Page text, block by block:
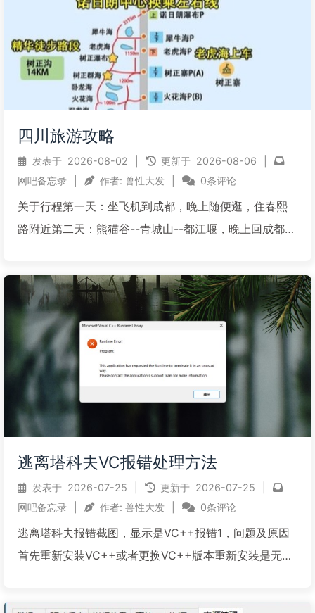
四川旅游攻略
发表于 2026-08-02 更新于 2026-08-06
网吧备忘录
作者: 兽性大发 0条评论
关于行程第一天：坐飞机到成都，晚上随便逛，住春熙
路附近第二天：熊猫谷--青城山--都江堰，晚上回成都，
公园站--打的到熊猫谷；熊猫谷游览完打车 到 青城前山
鹤翔山庄--索道上山。下山后到都江堰：打的到秦...
阅读全文...
逃离塔科夫VC报错处理方法
发表于 2026-07-25 更新于 2026-07-25
网吧备忘录
作者: 兽性大发 0条评论
逃离塔科夫报错截图，显示是VC++报错1，问题及原因
首先重新安装VC++或者更换VC++版本重新安装是无法
有已加载的驱动进行签名校验，如此会一直递归下去，